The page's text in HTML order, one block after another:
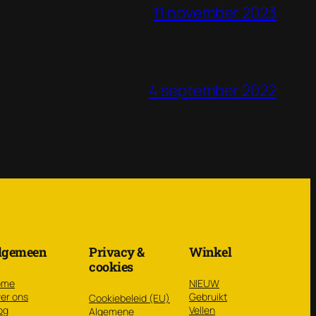
11 november 2023
4 september 2022
ons
Privacy &
cookies
Cookiebeleid (EU)
Algemene
Winkel
NIEUW
Gebruikt
Vellen